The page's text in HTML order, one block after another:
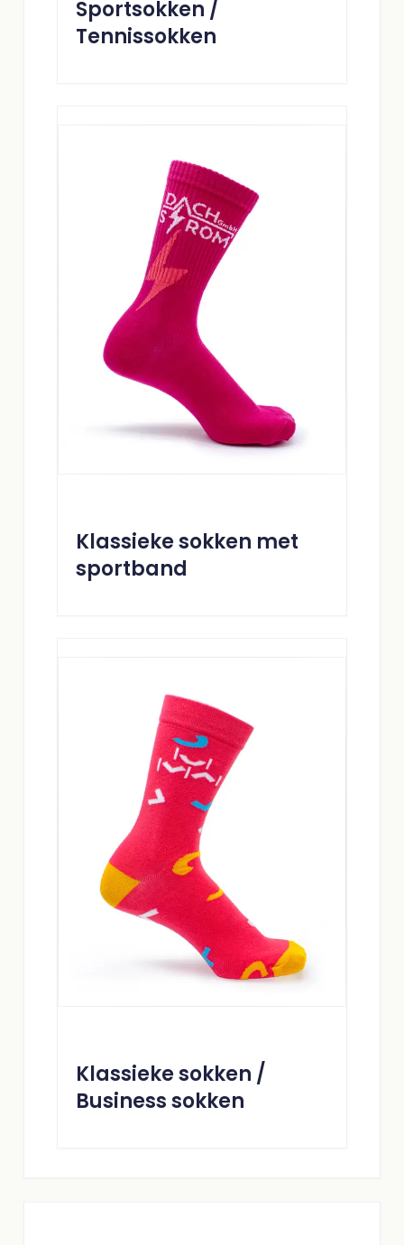
Sportsokken /
Tennissokken
Klassieke sokken met
sportband
Klassieke sokken /
Business sokken